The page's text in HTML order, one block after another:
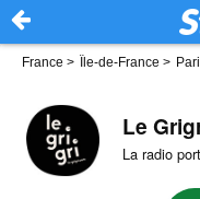
France > Île-de-France >
Le
La radio